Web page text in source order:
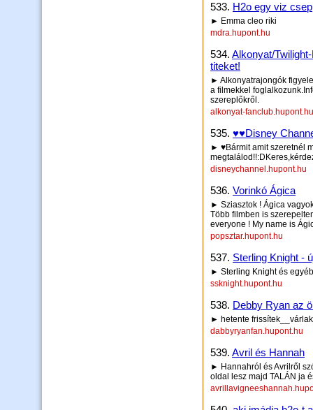
533. H2o egy viz
► Emma cleo riki
mdra.hupont.hu
534. Alkonyat/
titeket!
► Alkonyatrajongók
a filmekkel
szereplőkről.
alkonyat-fanclub.hupont.hu
535. ♥♥Disney
► ♥Bármit amit szeretnél
disneychannel.hupont.hu
536. Vorinkó Ágica
► Sziasztok ! Ágica
Több filmben is
everyone ! My name is
popsztar.hupont.hu
537. Sterling Knight -
► Sterling Knight és
ssknight.hupont.hu
538. Debby Ryan az
► hetente
dabbyryanfan.hupont.hu
539. Avril és Hannah
► Hannahról és Avrilről
oldal lesz majd TALÁN ja